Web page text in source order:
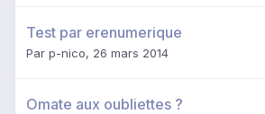
Test par erenumerique
Par p-nico, 26 mars 2014
Omate aux oubliettes ?